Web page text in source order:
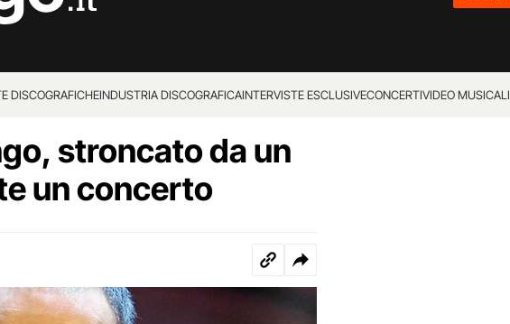
DISCOGRAFICHEINDUSTRIA DISCOGRAFICAINTERVISTE ESCLUSIVECONCERTIVIDEO MUSICALI
stroncato da un
un concerto